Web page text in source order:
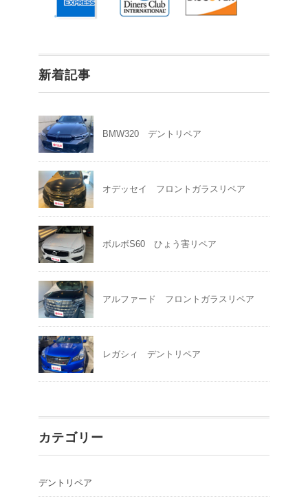
新着記事
BMW320 デントリペア
オデッセイ フロントガラスリペア
ボルボS60 ひょう害リペア
アルファード フロントガラスリペア
レガシィ デントリペア
カテゴリー
デントリペア